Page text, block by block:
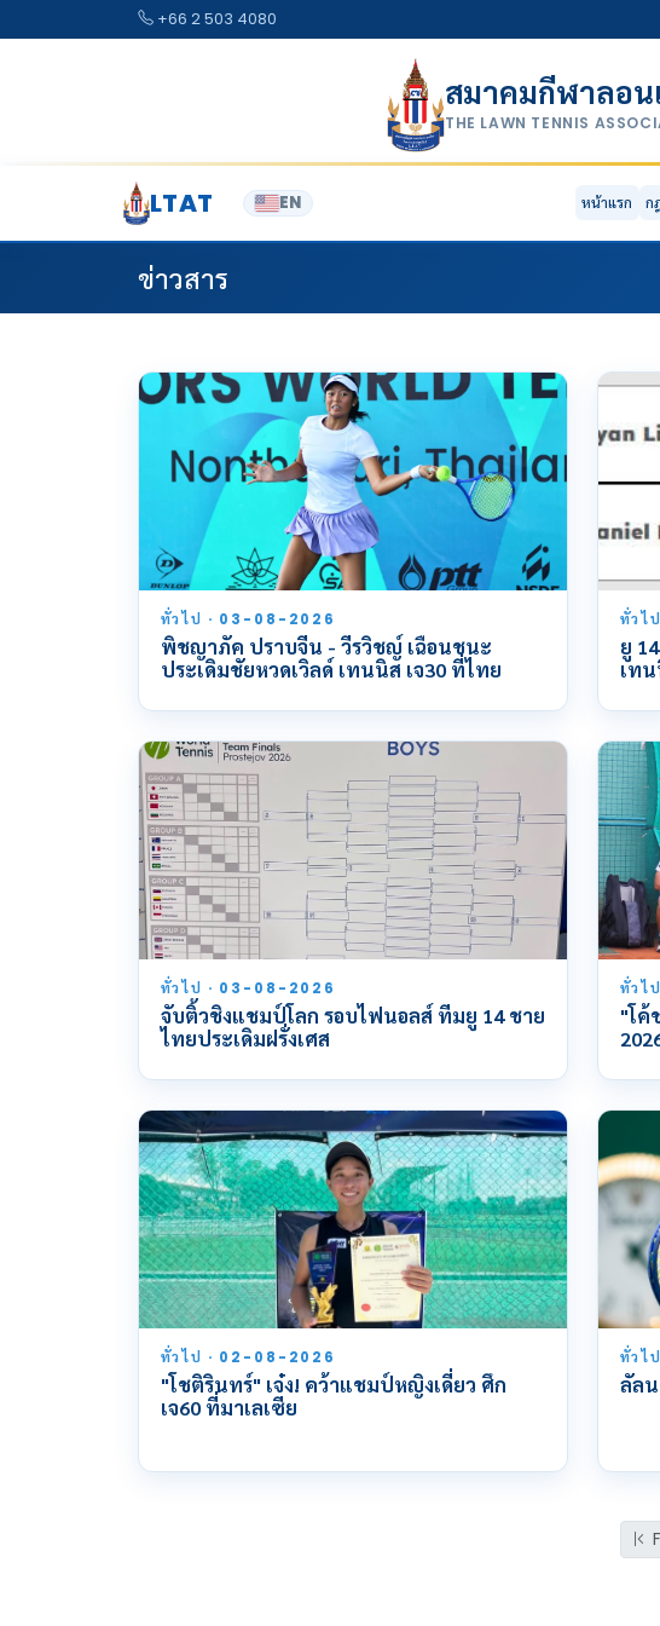
+66 2 503 4080
สมาคมกีฬาลอ
THE LAWN TENNIS
LTAT EN หน้าแรก ก
ข่าวสาร
ทั่วไป · 03-08-2026
พิชญาภัค ปราบจีน - วีรวิชญ์ เฉือนชนะ
ประเดิมชัยหวดเวิลด์ เทนนิส เจ30 ที่ไทย
ทั่วไ
ยู
เท
ทั่วไป · 03-08-2026
จับติ้วชิงแชมป์โลก รอบไฟนอลส์ ทีมยู 14 ชาย
ไทยประเดิมฝรั่งเศส
ทั่วไ
"โค้
ทั่วไป · 02-08-2026
"โชติรินทร์" เจ๋ง! คว้าแชมป์หญิงเดี่ยว ศึก
เจ60 ที่มาเลเซีย
ทั่วไ
ลัลน